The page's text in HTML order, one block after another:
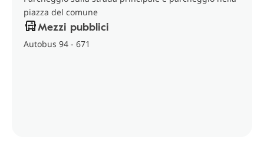
piazza del comune
Mezzi pubblici
Autobus 94 - 671